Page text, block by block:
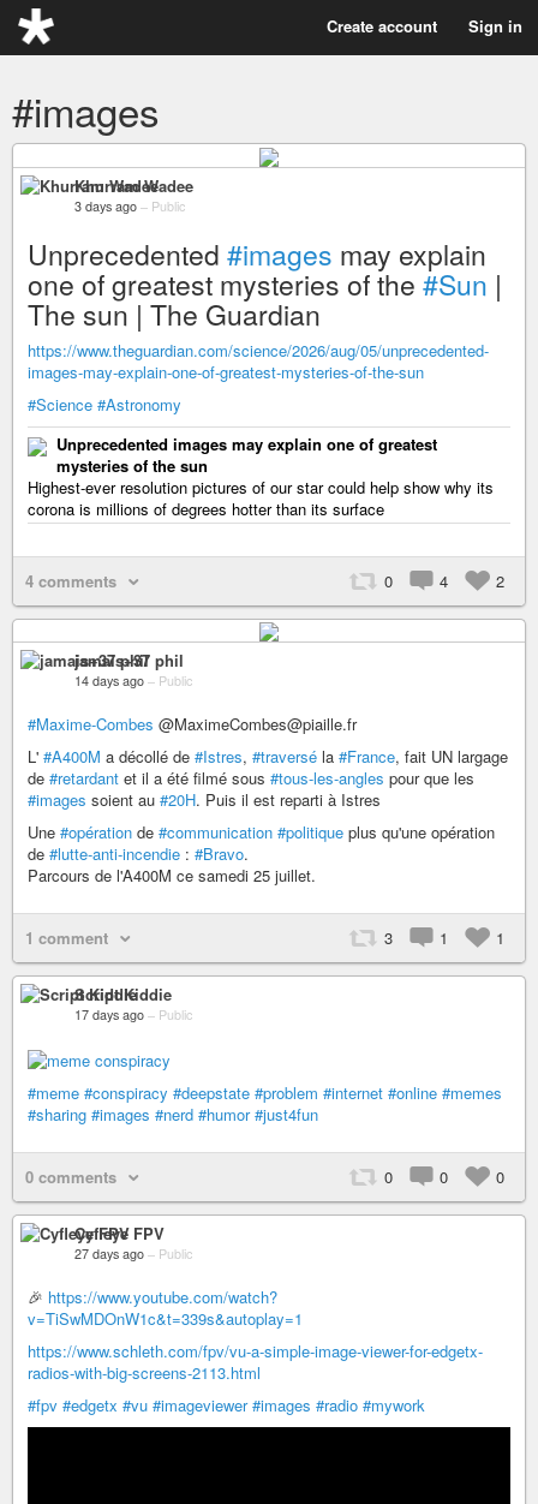
Create account Sign in
#images
Khurram Wadee
3 days ago – Public
Unprecedented #images may explain
one of greatest mysteries of the #Sun |
The sun | The Guardian
https://www.theguardian.com/science/2026/aug/05/unprecedented-
images-may-explain-one-of-greatest-mysteries-of-the-sun
#Science #Astronomy
Unprecedented images may explain one of greatest
mysteries of the sun
Highest-ever resolution pictures of our star could help show why its
corona is millions of degrees hotter than its surface
4 comments 0 4 2
jamais+37 phil
14 days ago – Public
#Maxime-Combes @MaximeCombes@piaille.fr
L' #A400M a décollé de #Istres, #traversé la #France, fait UN largage
de #retardant et il a été filmé sous #tous-les-angles pour que les
#images soient au #20H. Puis il est reparti à Istres
Une #opération de #communication #politique plus qu'une opération
de #lutte-anti-incendie : #Bravo.
Parcours de l'A400M ce samedi 25 juillet.
1 comment 3 1 1
Script Kiddie
17 days ago – Public
#meme #conspiracy #deepstate #problem #internet #online #memes
#sharing #images #nerd #humor #just4fun
0 comments 0 0 0
Cyfleye FPV
27 days ago – Public
🎉 https://www.youtube.com/watch?
v=TiSwMDOnW1c&t=339s&autoplay=1
https://www.schleth.com/fpv/vu-a-simple-image-viewer-for-edgetx-
radios-with-big-screens-2113.html
#fpv #edgetx #vu #imageviewer #images #radio #mywork